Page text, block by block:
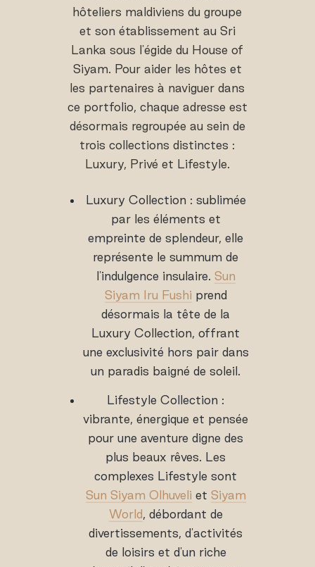
hôteliers maldiviens du groupe
et son établissement au Sri
Lanka sous l'égide du House of
Siyam. Pour aider les hôtes et
les partenaires à naviguer dans
ce portfolio, chaque adresse est
désormais regroupée au sein de
trois collections distinctes :
Luxury, Privé et Lifestyle.
Luxury Collection : sublimée
par les éléments et
empreinte de splendeur, elle
représente le summum de
l'indulgence insulaire. Sun
Siyam Iru Fushi prend
désormais la tête de la
Luxury Collection, offrant
une exclusivité hors pair dans
un paradis baigné de soleil.
Lifestyle Collection :
vibrante, énergique et pensée
pour une aventure digne des
plus beaux rêves. Les
complexes Lifestyle sont
Sun Siyam Olhuveli et Siyam
World, débordant de
divertissements, d'activités
de loisirs et d'un riche